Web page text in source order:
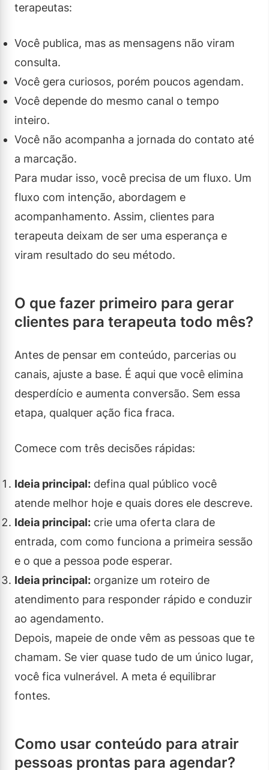
terapeutas:
Você publica, mas as mensagens não viram
consulta.
Você gera curiosos, porém poucos agendam.
Você depende do mesmo canal o tempo
inteiro.
Você não acompanha a jornada do contato até
a marcação.
Para mudar isso, você precisa de um fluxo. Um
fluxo com intenção, abordagem e
acompanhamento. Assim, clientes para
terapeuta deixam de ser uma esperança e
viram resultado do seu método.
O que fazer primeiro para gerar
clientes para terapeuta todo mês?
Antes de pensar em conteúdo, parcerias ou
canais, ajuste a base. É aqui que você elimina
desperdício e aumenta conversão. Sem essa
etapa, qualquer ação fica fraca.
Comece com três decisões rápidas:
Ideia principal: defina qual público você
atende melhor hoje e quais dores ele descreve.
Ideia principal: crie uma oferta clara de
entrada, com como funciona a primeira sessão
e o que a pessoa pode esperar.
Ideia principal: organize um roteiro de
atendimento para responder rápido e conduzir
ao agendamento.
Depois, mapeie de onde vêm as pessoas que te
chamam. Se vier quase tudo de um único lugar,
você fica vulnerável. A meta é equilibrar
fontes.
Como usar conteúdo para atrair
pessoas prontas para agendar?